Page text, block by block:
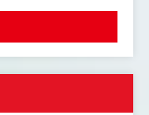
楽天RPPなど）の企
の実行
売上や利益を「見える
体制はしっかりしてい
を「パソコンを開いて
があったり、個人のKPI
りします